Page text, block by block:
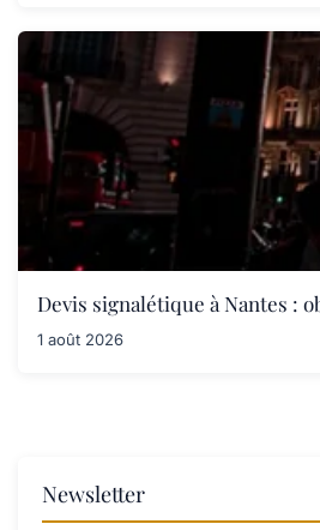
Devis signalétique à Nantes :
1 août 2026
Newsletter